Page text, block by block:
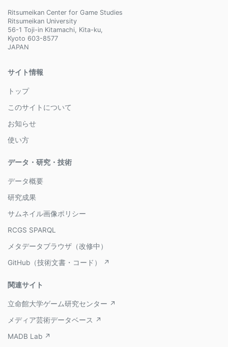
Ritsumeikan Center for Game Studies
Ritsumeikan University
56-1 Toji-in Kitamachi, Kita-ku,
Kyoto 603-8577
JAPAN
サイト情報
トップ
このサイトについて
お知らせ
使い方
データ・研究・技術
データ概要
研究成果
サムネイル画像ポリシー
RCGS SPARQL
メタデータブラウザ（改修中）
GitHub（技術文書・コード） ↗
関連サイト
立命館大学ゲーム研究センター ↗
メディア芸術データベース ↗
MADB Lab ↗